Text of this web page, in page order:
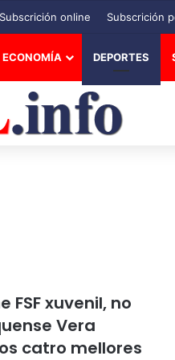
Subscrición online Subscrición
ECONOMÍA DEPORTES
FSF xuvenil, no
Vera
catro mellores